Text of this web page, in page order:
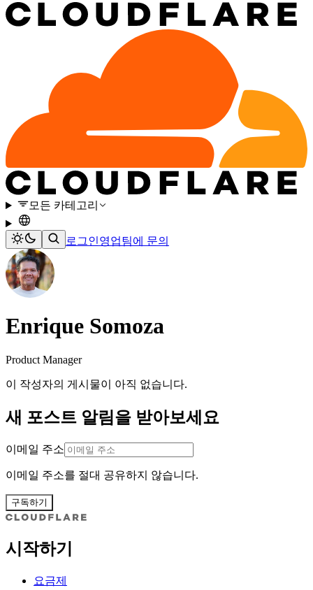
모든 카테고리
로그인영업팀에 문의
Enrique Somoza
Product Manager
이 작성자의 게시물이 아직 없습니다.
새 포스트 알림을 받아보세요
이메일 주소
이메일 주소를 절대 공유하지 않습니다.
구독하기
시작하기
요금제